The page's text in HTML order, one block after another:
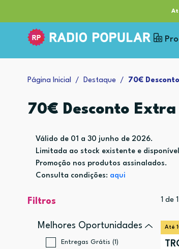
Página Inicial Destaque 70€
70€ Desconto
Válido de 01 a 30 junho de 2026.
Limitada ao stock existente e
Promoção nos produtos assinalados.
Consulta condições: aqui
Filtros
Melhores Oportunidades
Entregas Grátis (1)
1 de 1
Até